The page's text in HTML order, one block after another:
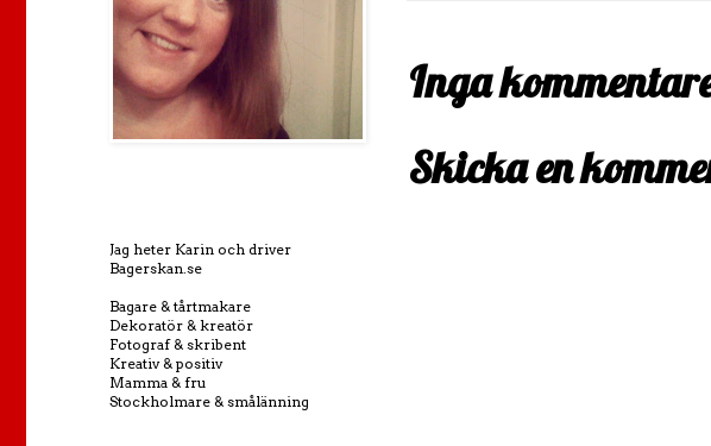
Inga
Skicka en
Jag heter Karin och driver
Bagerskan.se
Bagare & tårtmakare
Dekoratör & kreatör
Fotograf & skribent
Kreativ & positiv
Mamma & fru
Stockholmare & smålänning